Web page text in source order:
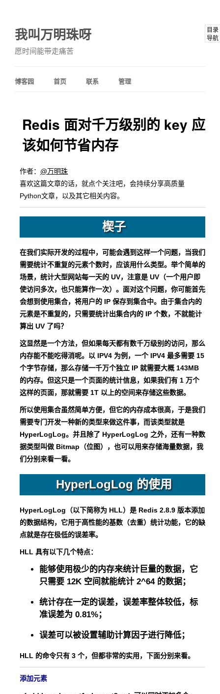
我叫万明珠呀
愿时间能带走痛苦
博客园 首页 联系 管理
Redis 面对千万级别的 key 应
该如何节省内存
作者： @万明珠
喜欢这篇文章的话，就点个关注吧，会持续分享高质量
Python文章，以及其它相关内容。
楔子
在我们实际开发的过程中，可能会遇到这样一个问题，当我们
需要统计不重复的元素个数时，应该用什么类型。举个简单的
场景，统计大型网站每一天的 UV，注意是 UV（一个用户即
使访问多次，也只能算作一次）。面对这个问题，你可能首先
会想到使用集合，将用户的 IP 保存到集合中。由于集合内的
元素是不重复的，只需要统计出集合内的 IP 个数，不就能计
算出 UV 了吗？
这显然是一个方法，但如果每天都有数千万级别的访问，那么
内存能不能吃得消呢。以 IPV4 为例，一个 IPV4 最多需要 15
个字节存储，那么存储一千万个独立 IP 就需要大概 143MB
的内存。但这只是一个页面的统计信息，如果我们有 1 万个
这样的页面，那就需要 1T 以上的空间来存储这些数据。
所以使用集合虽然简单方便，但它的内存成本很高，于是我们
需要专门开发一种新的类型来做这件事，而该类型就是
HyperLogLog。并且除了 HyperLogLog 之外，还有一种数
据类型叫做 Bitmap（位图），也可以用来存储海量数据，我
们分别来看一看。
HyperLogLog 的使用
HyperLogLog（以下简称为 HLL）是 Redis 2.8.9 版本添加
的数据结构，它用于高性能的基数（去重）统计功能，它的缺
点就是存在极低的误差率。
HLL 具有以下几个特点：
能够使用极少的内存来统计巨量的数据，它
只需要 12K 空间就能统计 2^64 的数据；
统计存在一定的误差，误差率整体较低，标
准误差为 0.81%；
误差可以被设置辅助计算因子进行降低；
HLL 的命令只有 3 个，但都非常的实用，下面分别来看。
添加元素
目录
导航